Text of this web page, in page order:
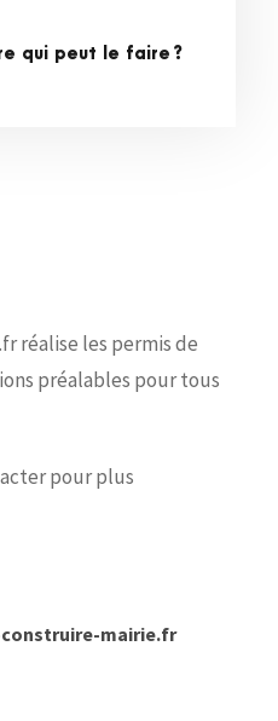
qui peut le faire ?
réalise les permis de
préalables pour tous
pour plus
mairie.fr